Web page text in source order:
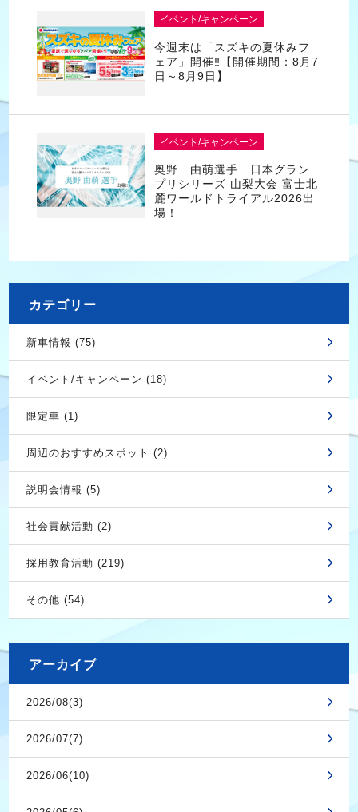
イベント/キャンペーン
今週末は「スズキの夏休みフ
ェア」開催‼【開催期間：8月7
日～8月9日】
イベント/キャンペーン
奥野 由萌選手 日本グラン
プリシリーズ 山梨大会 富士北
麓ワールドトライアル2026出
場！
カテゴリー
新車情報 (75)
イベント/キャンペーン (18)
限定車 (1)
周辺のおすすめスポット (2)
説明会情報 (5)
社会貢献活動 (2)
採用教育活動 (219)
その他 (54)
アーカイブ
2026/08(3)
2026/07(7)
2026/06(10)